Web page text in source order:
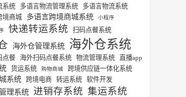
系统
多语言物流管理系统
多语言物流系统
境商城
多语言跨境商城系统 小程序
快递转运系统 扫码点餐系统
海外仓管理系统 海外仓系统
点餐 海外扫码点餐系统 物流管理系统 直播app
货运系统 购物商城 跨境供应链一体化系统
系统 跨境电商 转运系统 软件开发
理系统 进销存系统 集运系统